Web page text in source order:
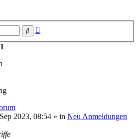
Suche
1
2023, 08:54 » in Neu Anmeldungen